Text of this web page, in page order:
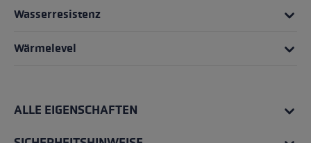
Wasserresistenz
Wärmelevel
ALLE EIGENSCHAFTEN